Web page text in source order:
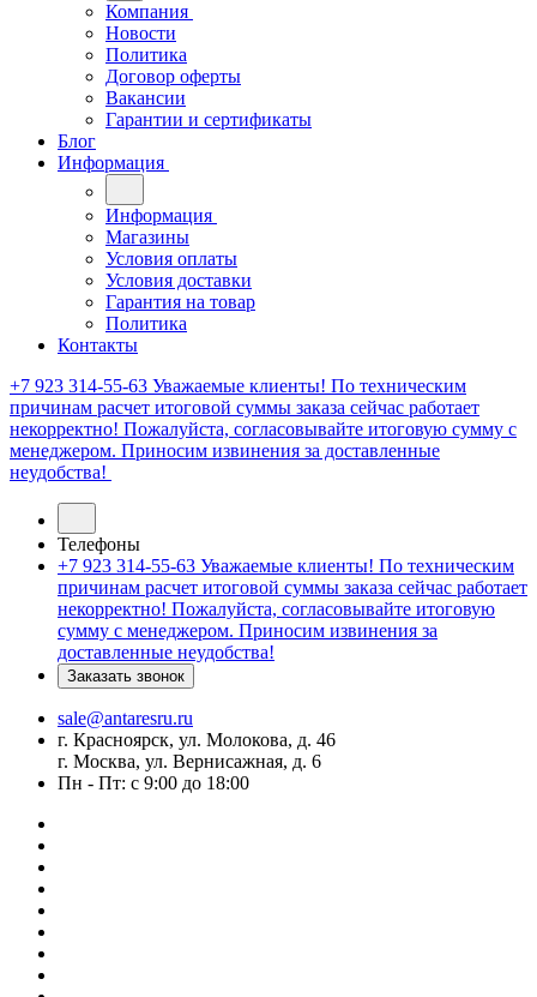
Компания
Новости
Политика
Договор оферты
Вакансии
Гарантии и сертификаты
Блог
Информация
Информация
Магазины
Условия оплаты
Условия доставки
Гарантия на товар
Политика
Контакты
+7 923 314-55-63 Уважаемые клиенты! По техническим
причинам расчет итоговой суммы заказа сейчас работает
некорректно! Пожалуйста, согласовывайте итоговую сумму с
менеджером. Приносим извинения за доставленные
неудобства!
Телефоны
+7 923 314-55-63 Уважаемые клиенты! По техническим
причинам расчет итоговой суммы заказа сейчас работает
некорректно! Пожалуйста, согласовывайте итоговую
сумму с менеджером. Приносим извинения за
доставленные неудобства!
Заказать звонок
sale@antaresru.ru
г. Красноярск, ул. Молокова, д. 46
г. Москва, ул. Вернисажная, д. 6
Пн - Пт: с 9:00 до 18:00